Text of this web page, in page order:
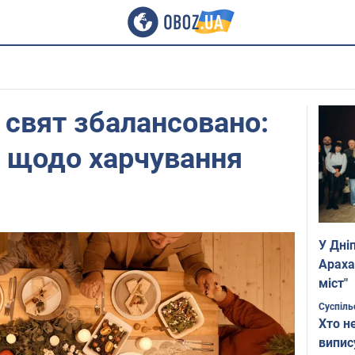
свят збалансовано:
харчування
У
міст"
Хто